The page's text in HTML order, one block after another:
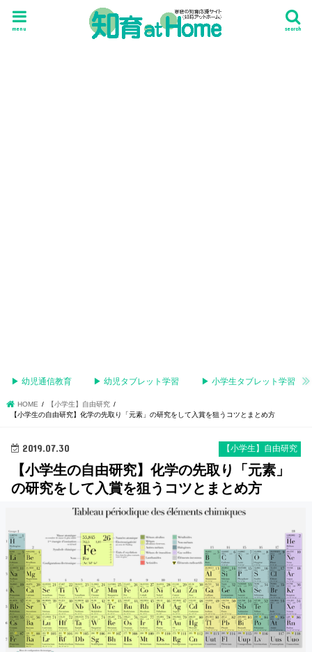
search
menu
▶︎ 幼児通信教育 ▶︎ 幼児タブレット学習 ▶︎ 小学生タブレット学習
HOME
【小学生】自由研究
【小学生の自由研究】化学の先取り「元素」の研究をして入賞を狙うコツとまとめ方
【小学生】自由研究
2019.07.30
【小学生の自由研究】化学の先取り「元素」
の研究をして入賞を狙うコツとまとめ方